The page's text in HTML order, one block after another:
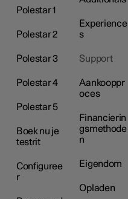
Polestar 1
Polestar 2
Polestar 3
Polestar 4
Polestar 5
Boek nu je
testrit
Configuree
r
Experience
s
Support
Aankooppr
oces
Financierin
gsmethode
n
Eigendom
Opladen